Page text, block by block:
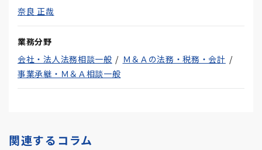
奈良 正哉
業務分野
会社・法人法務相談一般
Ｍ＆Ａの法務・税務・会計
事業承継・Ｍ＆Ａ相談一般
関連するコラム